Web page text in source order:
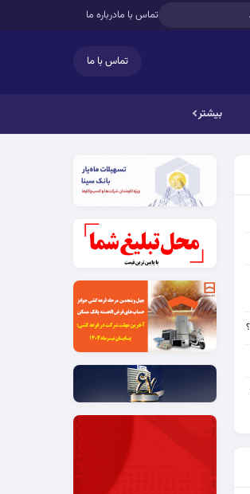
تماس با مادرباره ما
تماس با ما
بیشتر